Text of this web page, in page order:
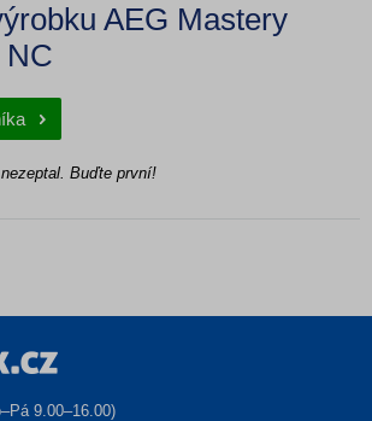
AEG Mastery
NC
Buďte první!
9.00–16.00)